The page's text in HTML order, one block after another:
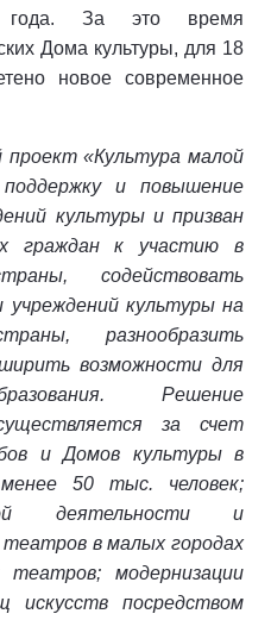
года. За это время
Дома культуры, для 18
новое современное
«Культура малой
и повышение
культуры и призван
граждан к участию в
содействовать
культуры на
разнообразить
возможности для
Решение
за счет
и Домов культуры в
50 тыс. человек;
деятельности и
в малых городах
модернизации
посредством